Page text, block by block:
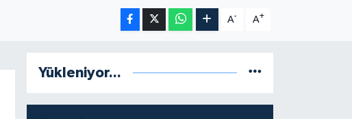
A- A+
Yükleniyor...